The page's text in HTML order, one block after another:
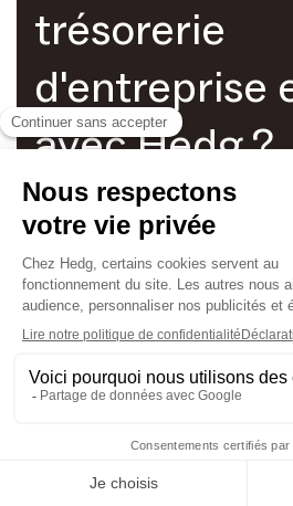
trésorerie
d'entreprise
avec Hedg ?
Activité encadrée • Pas
Activité encadrée • Pas
démo
Réserver une
démo